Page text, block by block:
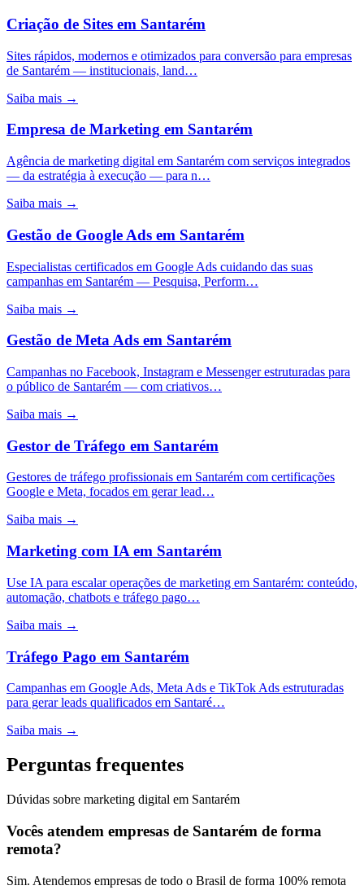
Criação de Sites em Santarém
Sites rápidos, modernos e otimizados para conversão para empresas
de Santarém — institucionais, land…
Saiba mais →
Empresa de Marketing em Santarém
Agência de marketing digital em Santarém com serviços integrados
— da estratégia à execução — para n…
Saiba mais →
Gestão de Google Ads em Santarém
Especialistas certificados em Google Ads cuidando das suas
campanhas em Santarém — Pesquisa, Perform…
Saiba mais →
Gestão de Meta Ads em Santarém
Campanhas no Facebook, Instagram e Messenger estruturadas para
o público de Santarém — com criativos…
Saiba mais →
Gestor de Tráfego em Santarém
Gestores de tráfego profissionais em Santarém com certificações
Google e Meta, focados em gerar lead…
Saiba mais →
Marketing com IA em Santarém
Use IA para escalar operações de marketing em Santarém: conteúdo,
automação, chatbots e tráfego pago…
Saiba mais →
Tráfego Pago em Santarém
Campanhas em Google Ads, Meta Ads e TikTok Ads estruturadas
para gerar leads qualificados em Santaré…
Saiba mais →
Perguntas frequentes
Dúvidas sobre marketing digital em Santarém
Vocês atendem empresas de Santarém de forma
remota?
Sim. Atendemos empresas de todo o Brasil de forma 100% remota